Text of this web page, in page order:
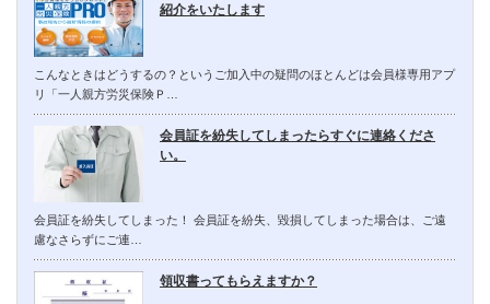
紹介をいたします
こんなときはどうするの？というご加入中の疑問のほとんどは会員様専用アプ
リ「一人親方労災保険Ｐ…
会員証を紛失してしまったらすぐに連絡くださ
い。
会員証を紛失してしまった！ 会員証を紛失、毀損してしまった場合は、ご遠
慮なさらずにご連…
領収書ってもらえますか？